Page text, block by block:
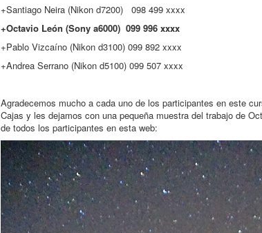
+Santiago Neira (Nikon d7200) 098 499 xxxx
+Octavio León (Sony a6000) 099 996 xxxx
+Pablo Vizcaíno (Nikon d3100) 099 892 xxxx
+Andrea Serrano (Nikon d5100) 099 507 xxxx
Agradecemos mucho a cada uno de los participantes en este
Cajas y les dejamos con una pequeña muestra del trabajo de
de todos los participantes en esta web: